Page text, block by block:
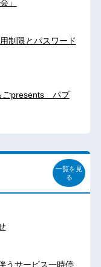
」
制限とパスワード
ごpresents パブ
一覧を見
る
うサービス一時停